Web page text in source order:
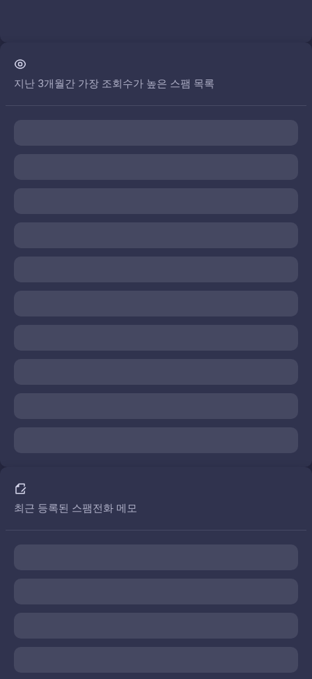
지난 3개월간 가장 조회수가 높은 스팸 목록
최근 등록된 스팸전화 메모